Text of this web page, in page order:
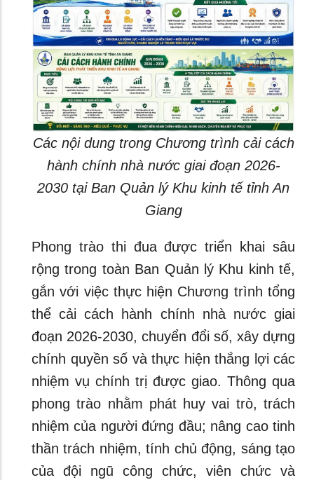
Các nội dung trong Chương trình cải cách
hành chính nhà nước giai đoạn 2026-
2030 tại Ban Quản lý Khu kinh tế tỉnh An
Giang
Phong trào thi đua được triển khai sâu
rộng trong toàn Ban Quản lý Khu kinh tế,
gắn với việc thực hiện Chương trình tổng
thể cải cách hành chính nhà nước giai
đoạn 2026-2030, chuyển đổi số, xây dựng
chính quyền số và thực hiện thắng lợi các
nhiệm vụ chính trị được giao. Thông qua
phong trào nhằm phát huy vai trò, trách
nhiệm của người đứng đầu; nâng cao tinh
thần trách nhiệm, tính chủ động, sáng tạo
của đội ngũ công chức, viên chức và